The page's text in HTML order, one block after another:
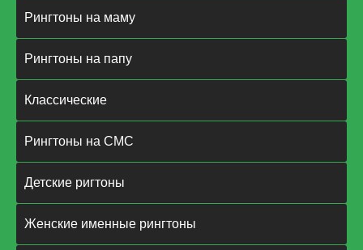
Рингтоны на маму
Рингтоны на папу
Классические
Рингтоны на СМС
Детские ригтоны
Женские именные рингтоны